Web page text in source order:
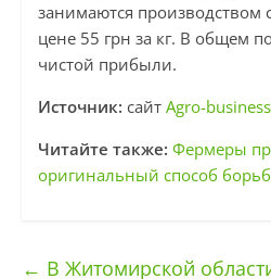
занимаются производством
цене 55 грн за кг. В общем
чистой прибыли.
Источник: сайт Agro-business
Читайте также: Фермеры
оригинальный способ
← В Житомирской